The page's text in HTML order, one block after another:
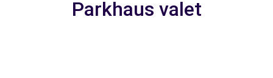
Parkhaus valet